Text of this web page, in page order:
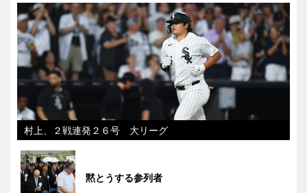
村上、２戦連発２６号 大リーグ
黙とうする参列者